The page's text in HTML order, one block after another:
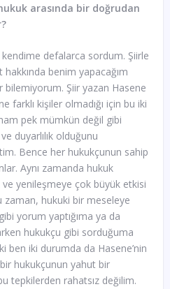
arasında bir doğrudan
defalarca sordum. Şiirle
benim yapacağım
Şiir yazan Hasene
farklı kişiler olmadığı için bu iki
pek mümkün değil gibi
duyarlılık olduğunu
Bence her hukukçunun sahip
Aynı zamanda hukuk
yenileşmeye çok büyük etkisi
hukuki bir meseleye
yorum yaptığıma ya da
hukukçu gibi sorduğuma
ben iki durumda da Hasene’nin
hukukçunun yahut bir
tepkilerden rahatsız değilim.